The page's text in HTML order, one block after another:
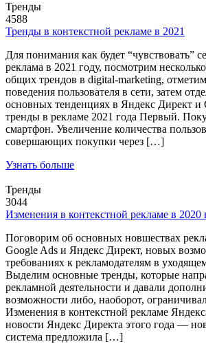
Тренды
4588
Тренды в контекстной рекламе в 2021
Для понимания как будет “чувствовать”
реклама в 2021 году, посмотрим
общих трендов в digital-marketing,
поведения пользователя в сети, затем
основных тенденциях в Яндекс Директ
тренды в рекламе 2021 года Первый.
смартфон. Увеличение количества
совершающих покупки через […]
Узнать больше
Тренды
3044
Изменения в контекстной рекламе в 2020
Поговорим об основных новшествах
Google Ads и Яндекс Директ, новых
требованиях к рекламодателям в
Выделим основные тренды, которые
рекламной деятельности и давали
возможности либо, наоборот,
Изменения в контекстной рекламе
новости Яндекс Директа этого года —
система предложила […]